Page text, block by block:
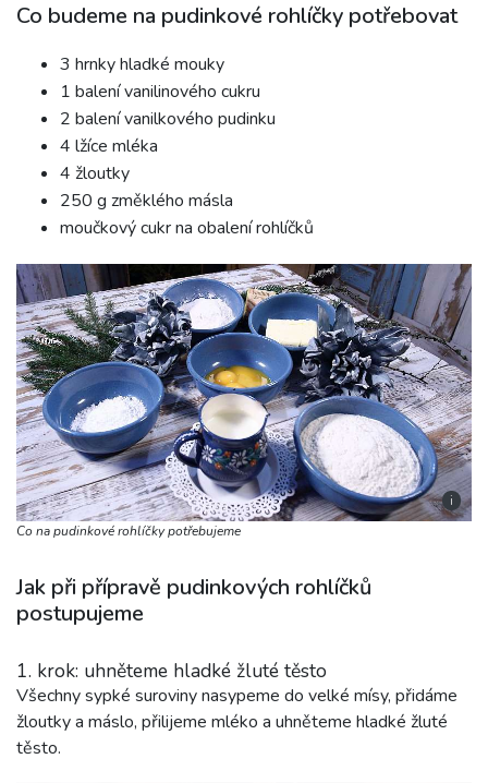
Co budeme na pudinkové rohlíčky potřebovat
3 hrnky hladké mouky
1 balení vanilinového cukru
2 balení vanilkového pudinku
4 lžíce mléka
4 žloutky
250 g změklého másla
moučkový cukr na obalení rohlíčků
i
Co na pudinkové rohlíčky potřebujeme
Jak při přípravě pudinkových rohlíčků
postupujeme
1. krok: uhněteme hladké žluté těsto
Všechny sypké suroviny nasypeme do velké mísy, přidáme
žloutky a máslo, přilijeme mléko a uhněteme hladké žluté
těsto.